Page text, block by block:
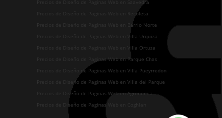
Precios de Diseño de Paginas Web en Saavedra
Precios de Diseño de Paginas Web en Recoleta
Precios de Diseño de Paginas Web en Barrio Norte
Precios de Diseño de Paginas Web en Villa Urquiza
Precios de Diseño de Paginas Web en Villa Ortuza
Precios de Diseño de Paginas Web en Parque Chas
Precios de Diseño de Paginas Web en Villa Pueyrredon
Precios de Diseño de Paginas Web en Villa del Parque
Precios de Diseño de Paginas Web en Agronomia
Precios de Diseño de Paginas Web en Coghlan